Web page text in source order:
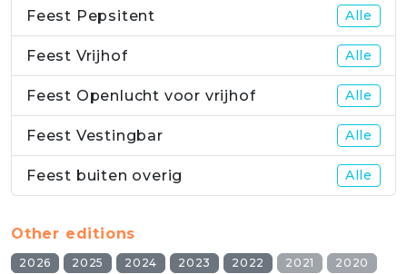
Feest Pepsitent Alle
Feest Vrijhof Alle
Feest Openlucht voor vrijhof Alle
Feest Vestingbar Alle
Feest buiten overig Alle
Other editions
2026 2025 2024 2023 2022 2021
2020